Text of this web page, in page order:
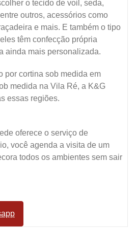
o tecido de voil, seda,
outros, acessórios como
e mais. E também o tipo
têm confecção própria
ainda mais personalizada.
por cortina sob medida em
medida na Vila Ré, a K&G
essas regiões.
oferece o serviço de
você agenda a visita de um
todos os ambientes sem sair